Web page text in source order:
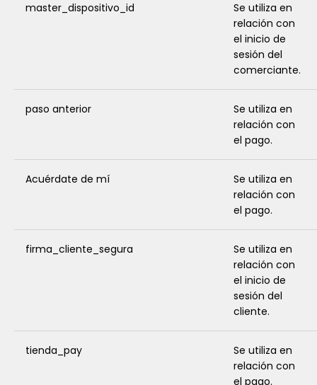
master_dispositivo_id
Se utiliza en
relación con
el inicio de
sesión del
comerciante.
paso anterior
Se utiliza en
relación con
el pago.
Acuérdate de mí
Se utiliza en
relación con
el pago.
firma_cliente_segura
Se utiliza en
relación con
el inicio de
sesión del
cliente.
tienda_pay
Se utiliza en
relación con
el pago.